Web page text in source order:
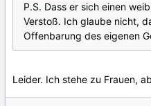
P.S. Dass er sich einen
Verstoß. Ich glaube nicht,
Offenbarung des eigenen
Leider. Ich stehe zu Frauen,